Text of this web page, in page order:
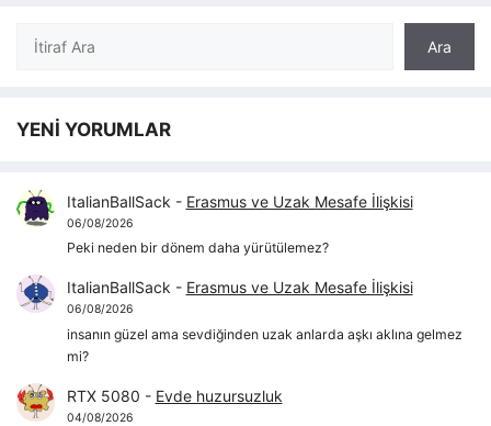
Ara
Ara
YENİ YORUMLAR
ItalianBallSack - Erasmus ve Uzak Mesafe İlişkisi
06/08/2026
Peki neden bir dönem daha yürütülemez?
ItalianBallSack - Erasmus ve Uzak Mesafe İlişkisi
06/08/2026
insanın güzel ama sevdiğinden uzak anlarda aşkı aklına gelmez
mi?
RTX 5080 - Evde huzursuzluk
04/08/2026